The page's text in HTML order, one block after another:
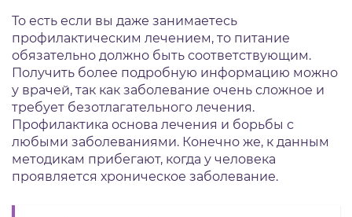
То есть если вы даже занимаетесь
профилактическим лечением, то питание
обязательно должно быть соответствующим.
Получить более подробную информацию можно
у врачей, так как заболевание очень сложное и
требует безотлагательного лечения.
Профилактика основа лечения и борьбы с
любыми заболеваниями. Конечно же, к данным
методикам прибегают, когда у человека
проявляется хроническое заболевание.